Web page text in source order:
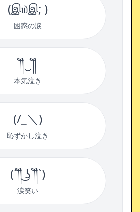
(இ௰இ; )
困惑の涙
༎ຶ‿༎ຶ
本気泣き
(/_＼)
恥ずかし泣き
(´༎ຶ ͜ʖ ༎ຶ`)
涙笑い